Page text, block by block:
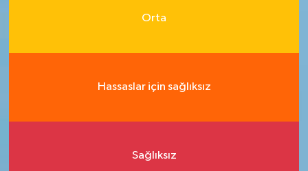
Orta
Hassaslar için sağlıksız
Sağlıksız